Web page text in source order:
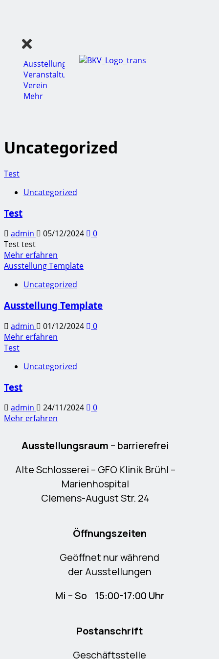
Ausstellungen
Veranstaltungen
Verein
Mehr
Uncategorized
Test
Uncategorized
Test
admin 05/12/2024
0
Test test
Mehr erfahren
Ausstellung Template
Uncategorized
Ausstellung Template
admin 01/12/2024
0
Mehr erfahren
Test
Uncategorized
Test
admin 24/11/2024
0
Mehr erfahren
Ausstellungsraum – barrierefrei
Alte Schlosserei – GFO Klinik Brühl –
Marienhospital
Clemens-August Str. 24
Öffnungszeiten
Geöffnet nur während
der Ausstellungen
Mi – So 15:00-17:00 Uhr
Postanschrift
Geschäftsstelle